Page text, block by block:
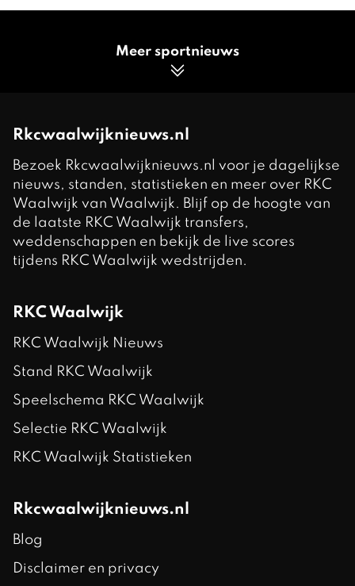
Meer sportnieuws
Rkcwaalwijknieuws.nl
Bezoek Rkcwaalwijknieuws.nl voor je dagelijkse
nieuws, standen, statistieken en meer over RKC
Waalwijk van Waalwijk. Blijf op de hoogte van
de laatste RKC Waalwijk transfers,
weddenschappen en bekijk de live scores
tijdens RKC Waalwijk wedstrijden.
RKC Waalwijk
RKC Waalwijk Nieuws
Stand RKC Waalwijk
Speelschema RKC Waalwijk
Selectie RKC Waalwijk
RKC Waalwijk Statistieken
Rkcwaalwijknieuws.nl
Blog
Disclaimer en privacy